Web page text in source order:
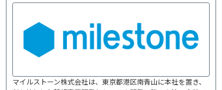
マイルストーン株式会社は、東京都港区南青山に本社を置き、